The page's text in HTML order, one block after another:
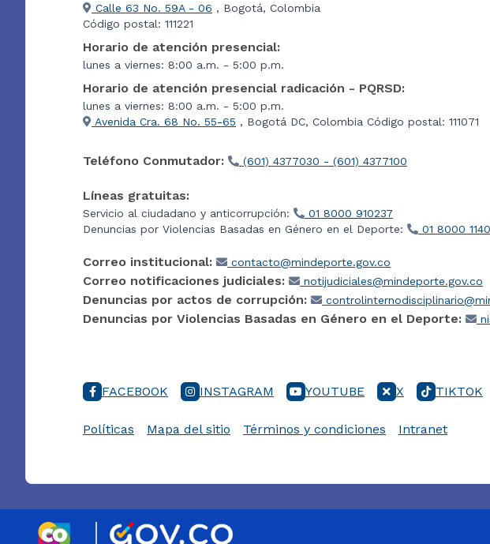
Calle 63 No. 59A - 06 , Bogotá, Colombia
Código postal: 111221
Horario de atención presencial:
lunes a viernes: 8:00 a.m. - 5:00 p.m.
Horario de atención presencial radicación - PQRSD:
lunes a viernes: 8:00 a.m. - 5:00 p.m.
Avenida Cra. 68 No. 55-65 , Bogotá DC, Colombia Código postal: 111071
Teléfono Conmutador: (601) 4377030 - (601) 4377100
Líneas gratuitas:
Servicio al ciudadano y anticorrupción:
01 8000 910237
Denuncias por Violencias Basadas en Género en el Deporte:
01 8000
Correo institucional: contacto@mindeporte.gov.co
Correo notificaciones judiciales: notijudiciales@mindeporte.gov.co
Denuncias por actos de corrupción:
Denuncias por Violencias Basadas en Género en el Deporte:
FACEBOOK INSTAGRAM YOUTUBE X TIKTOK
Políticas Mapa del sitio Términos y condiciones Intranet